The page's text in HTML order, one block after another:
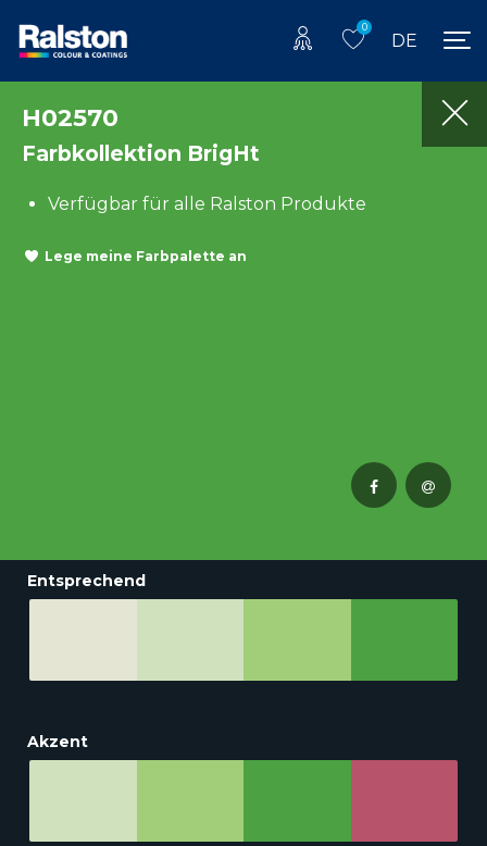
0
DE
H02570
Farbkollektion BrigHt
Verfügbar für alle Ralston Produkte
Lege meine Farbpalette an
Entsprechend
Akzent